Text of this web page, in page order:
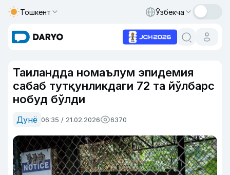
Тошкент Ўзбекча
Таиландда номаълум эпидемия
сабаб тутқунликдаги 72 та йўлбарс
нобуд бўлди
Дунё 06:35 / 21.02.2026 6370